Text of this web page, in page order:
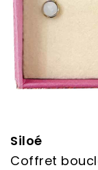
Siloé
Coffret
the
beginning
of